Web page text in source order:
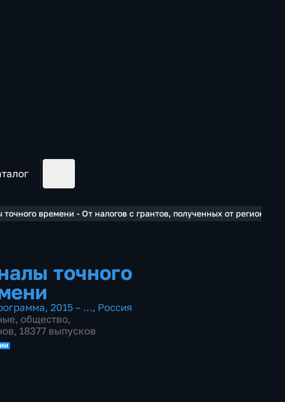
времени - От налогов с грантов, полученных от
точного
, 2015 – …, Россия
, общество,
18377 выпусков